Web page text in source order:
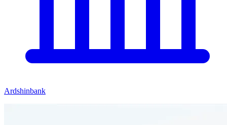
Ardshinbank